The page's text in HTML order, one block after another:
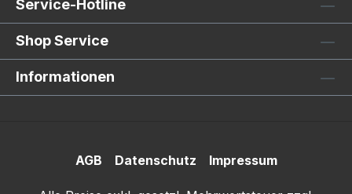
Service-Hotline
Shop Service
Informationen
AGB Datenschutz Impressum